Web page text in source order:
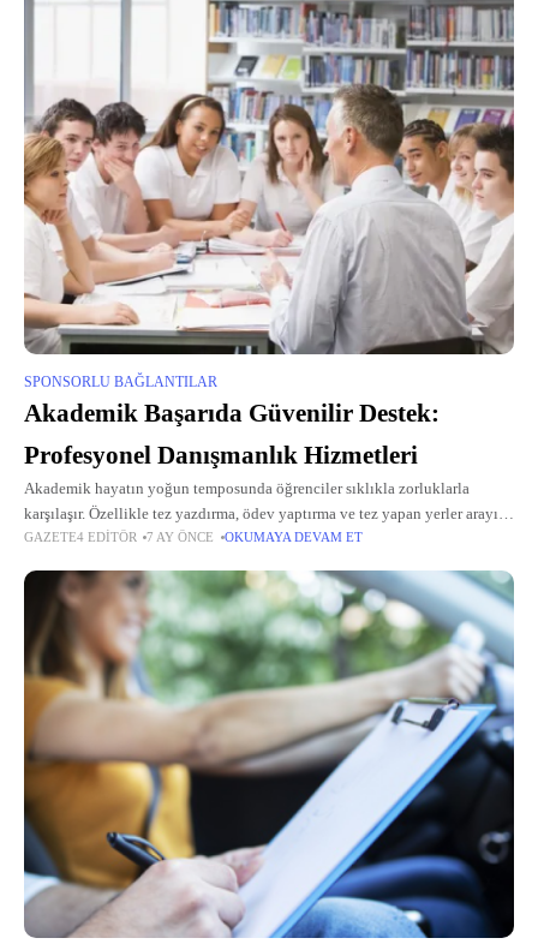
SPONSORLU BAĞLANTILAR
Akademik Başarıda Güvenilir Destek:
Profesyonel Danışmanlık Hizmetleri
Akademik hayatın yoğun temposunda öğrenciler sıklıkla zorluklarla
karşılaşır. Özellikle tez yazdırma, ödev yaptırma ve tez yapan yerler arayışı,
lisans, yüksek lisans veya doktora düzeyindeki bireyler için önemli bir
GAZETE4 EDITÖR 7 AY ÖNCE OKUMAYA DEVAM ET